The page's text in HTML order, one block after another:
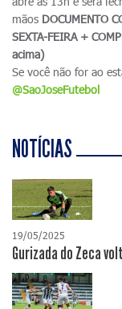
mãos DOCUMENTO
SEXTA-FEIRA +
acima)
Se você não for ao
@SaoJoseFutebol
NOTÍCIAS
19/05/2025
Gurizada do Zeca